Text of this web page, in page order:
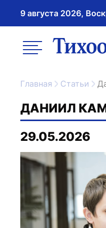
9 августа 2026,
меню
Главная Статьи
ДАНИИЛ
29.05.2026